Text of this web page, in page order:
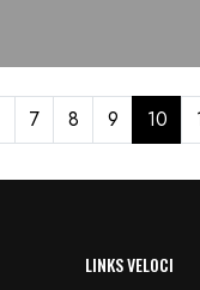
7 8 9 10
LINKS VELOCI